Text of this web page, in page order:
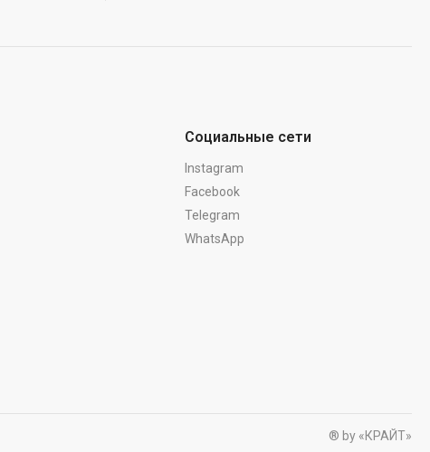
Социальные сети
Instagram
Facebook
Telegram
WhatsApp
® by «КРАЙТ»